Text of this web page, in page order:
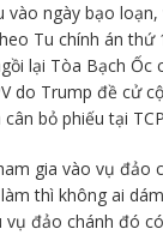
vào ngày bạo
Tu chính án
lại Tòa Bạch
do Trump đề cử
bỏ phiếu tại
gia vào vụ đảo
thì không ai
đảo chánh đó